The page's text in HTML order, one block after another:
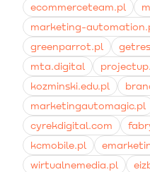
ecommerceteam.pl
marketing-
greenparrot.pl
mta.digital
kozminski.edu.pl
marketingautomagic.pl
cyrekdigital.com
kcmobile.pl
wirtualnemedia.pl